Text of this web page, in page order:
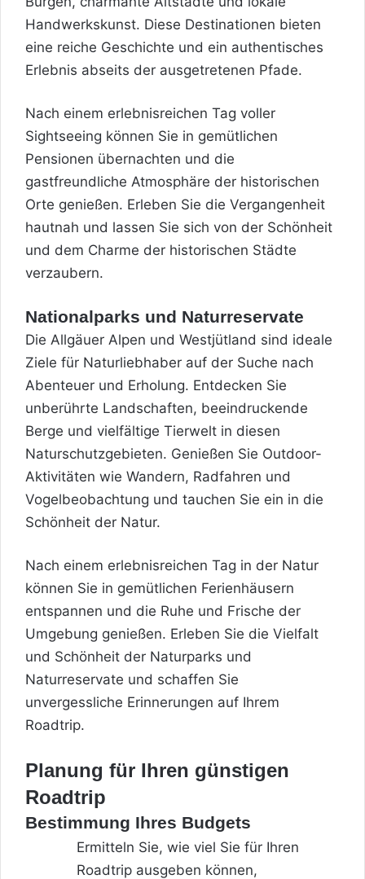
Handwerkskunst. Diese Destinationen bieten
eine reiche Geschichte und ein authentisches
Erlebnis abseits der ausgetretenen Pfade.
Nach einem erlebnisreichen Tag voller
Sightseeing können Sie in gemütlichen
Pensionen übernachten und die
gastfreundliche Atmosphäre der historischen
Orte genießen. Erleben Sie die Vergangenheit
hautnah und lassen Sie sich von der Schönheit
und dem Charme der historischen Städte
verzaubern.
Nationalparks und Naturreservate
Die Allgäuer Alpen und Westjütland sind ideale
Ziele für Naturliebhaber auf der Suche nach
Abenteuer und Erholung. Entdecken Sie
unberührte Landschaften, beeindruckende
Berge und vielfältige Tierwelt in diesen
Naturschutzgebieten. Genießen Sie Outdoor-
Aktivitäten wie Wandern, Radfahren und
Vogelbeobachtung und tauchen Sie ein in die
Schönheit der Natur.
Nach einem erlebnisreichen Tag in der Natur
können Sie in gemütlichen Ferienhäusern
entspannen und die Ruhe und Frische der
Umgebung genießen. Erleben Sie die Vielfalt
und Schönheit der Naturparks und
Naturreservate und schaffen Sie
unvergessliche Erinnerungen auf Ihrem
Roadtrip.
Planung für Ihren günstigen
Roadtrip
Bestimmung Ihres Budgets
Ermitteln Sie, wie viel Sie für Ihren
Roadtrip ausgeben können,